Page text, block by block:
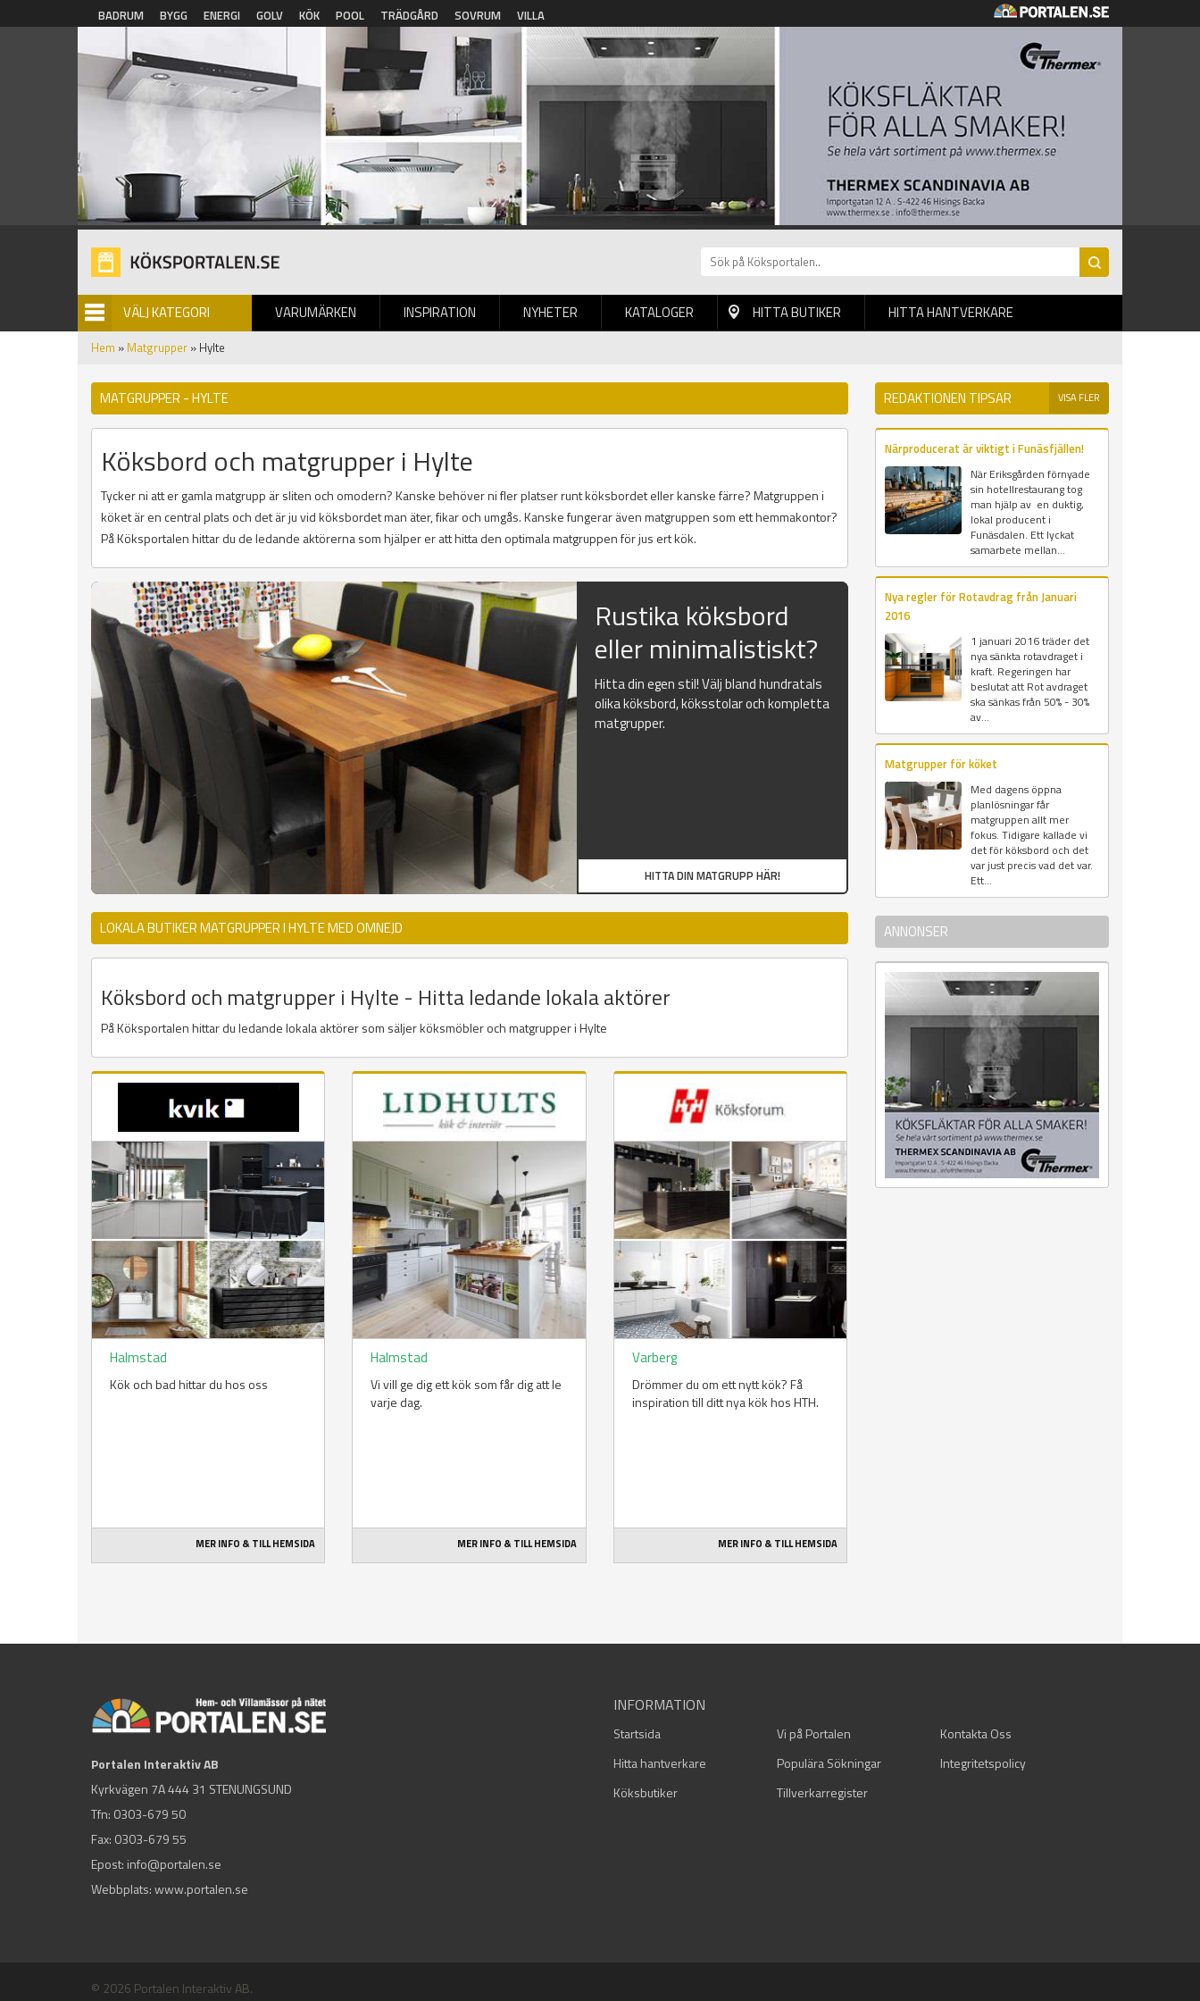
Hoppa till huvudinnehåll
BADRUM BYGG ENERGI GOLV KÖK POOL TRÄDGÅRD SOVRUM VILLA
VÄLJ KATEGORI VARUMÄRKEN INSPIRATION NYHETER
BILDGALLERI KATALOGER HITTA BUTIKER HITTA HANTVERKARE
Hem » Matgrupper » Hylte
MATGRUPPER - HYLTE
Köksbord och matgrupper i Hylte
Tycker ni att er gamla matgrupp är sliten och omodern? Kanske behöver ni fler platser runt köksbordet eller kanske färre? Matgruppen i
köket är en central plats och det är ju vid köksbordet man äter, fikar och umgås. Kanske fungerar även matgruppen som ett hemmakontor?
På Köksportalen hittar du de ledande aktörerna som hjälper er att hitta den optimala matgruppen för jus ert kök.
Rustika köksbord
eller minimalistiskt?
Hitta din egen stil! Välj bland hundratals
olika köksbord, köksstolar och kompletta
matgrupper.
HITTA DIN MATGRUPP HÄR!
LOKALA BUTIKER MATGRUPPER I HYLTE MED OMNEJD
Köksbord och matgrupper i Hylte - Hitta ledande lokala aktörer
På Köksportalen hittar du ledande lokala aktörer som säljer köksmöbler och matgrupper i Hylte
Halmstad
Kök och bad hittar du hos oss
MER INFO & TILL HEMSIDA
Halmstad
Vi vill ge dig ett kök som får dig att le
varje dag.
MER INFO & TILL HEMSIDA
Varberg
Drömmer du om ett nytt kök? Få
inspiration till ditt nya kök hos HTH.
MER INFO & TILL HEMSIDA
REDAKTIONEN TIPSAR VISA FLER
Närproducerat är viktigt i Funäsfjällen!
När Eriksgården förnyade
sin hotellrestaurang tog
man hjälp av en duktig,
lokal producent i
Funäsdalen. Ett lyckat
samarbete mellan...
Nya regler för Rotavdrag från Januari
2016
1 januari 2016 träder det
nya sänkta rotavdraget i
kraft. Regeringen har
beslutat att Rot avdraget
ska sänkas från 50% - 30%
av...
Matgrupper för köket
Med dagens öppna
planlösningar får
matgruppen allt mer
fokus. Tidigare kallade vi
det för köksbord och det
var just precis vad det var.
Ett...
ANNONSER
Portalen Interaktiv AB
Kyrkvägen 7A 444 31 STENUNGSUND
Tfn: 0303-679 50
Fax: 0303-679 55
Epost: info@portalen.se
Webbplats: www.portalen.se
INFORMATION
Startsida Vi på Portalen
Kontakta Oss
Hitta hantverkare
Populära Sökningar
Integritetspolicy
Köksbutiker
Tillverkarregister
© 2026 Portalen Interaktiv AB.